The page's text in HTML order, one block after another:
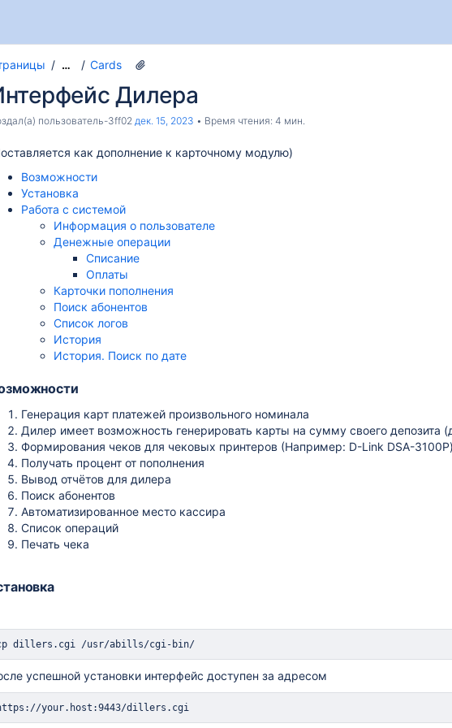
абонента
сервисами)
… Cards
Дилера
пользователь-3ff02 дек. 15, 2023 Время чтения: 4 мин.
как дополнение к карточному модулю)
Возможности
Установка
Работа с системой
Информация о пользователе
Денежные операции
Списание
Оплаты
Карточки пополнения
Поиск абонентов
Список логов
История
История. Поиск по дате
Генерация карт платежей произвольного номинала
Дилер имеет возможность генерировать карты на сумму своего депозита
Формирования чеков для чековых принтеров (Например: D-Link DSA-3100P)
Получать процент от пополнения
Вывод отчётов для дилера
Поиск абонентов
Автоматизированное место кассира
Список операций
Печать чека
dillers.cgi /usr/abills/cgi-bin/
успешной установки интерфейс доступен за адресом
your.host:9443/dillers.cgi